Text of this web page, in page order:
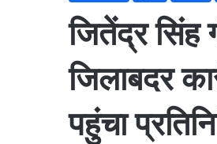
जितेंद्र सिंह
जिलाबदर
पहुंचा